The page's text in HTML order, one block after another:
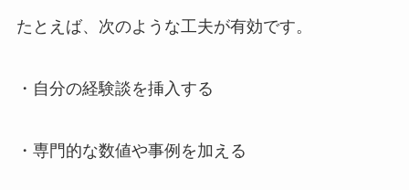
たとえば、次のような工夫が有効です。
・自分の経験談を挿入する
・専門的な数値や事例を加える